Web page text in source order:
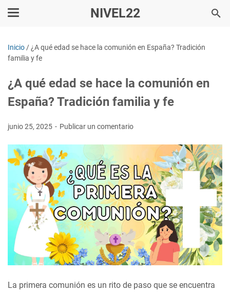
NIVEL22
Inicio / ¿A qué edad se hace la comunión en España? Tradición
familia y fe
¿A qué edad se hace la comunión en
España? Tradición familia y fe
junio 25, 2025 Publicar un comentario
La primera comunión es un rito de paso que se encuentra